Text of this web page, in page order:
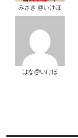
みさき @いけほ
はな@いけほ